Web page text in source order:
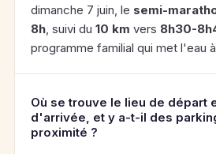
dimanche 7 juin, le semi-
8h, suivi du 10 km vers 8h30-
programme familial qui met l'eau
Où se trouve le lieu de départ
d'arrivée, et y a-t-il des
proximité ?